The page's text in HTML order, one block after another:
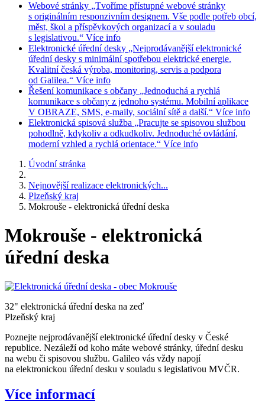
Webové stránky „Tvoříme přístupné webové stránky
s originálním responzivním designem. Vše podle potřeb obcí,
měst, škol a příspěvkových organizací a v souladu
s legislativou.“ Více info
Elektronické úřední desky „Nejprodávanější elektronické
úřední desky s minimální spotřebou elektrické energie.
Kvalitní česká výroba, monitoring, servis a podpora
od Galilea.“ Více info
Řešení komunikace s občany „Jednoduchá a rychlá
komunikace s občany z jednoho systému. Mobilní aplikace
V OBRAZE, SMS, e-maily, sociální sítě a další.“ Více info
Elektronická spisová služba „Pracujte se spisovou službou
pohodlně, kdykoliv a odkudkoliv. Jednoduché ovládání,
moderní vzhled a rychlá orientace.“ Více info
Úvodní stránka
Nejnovější realizace elektronických...
Plzeňský kraj
Mokrouše - elektronická úřední deska
Mokrouše - elektronická
úřední deska
32" elektronická úřední deska na zeď
Plzeňský kraj
Poznejte nejprodávanější elektronické úřední desky v České
republice. Nezáleží od koho máte webové stránky, úřední desku
na webu či spisovou službu. Galileo vás vždy napojí
na elektronickou úřední desku v souladu s legislativou MVČR.
Více informací